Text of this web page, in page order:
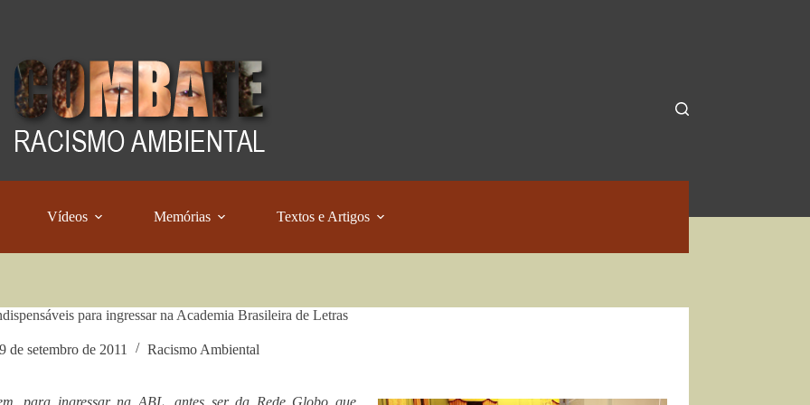
Vídeos Memórias Textos e Artigos
para ingressar na Academia Brasileira de Letras
de setembro de 2011 Racismo Ambiental
para ingressar na ABL, antes ser da Rede Globo que